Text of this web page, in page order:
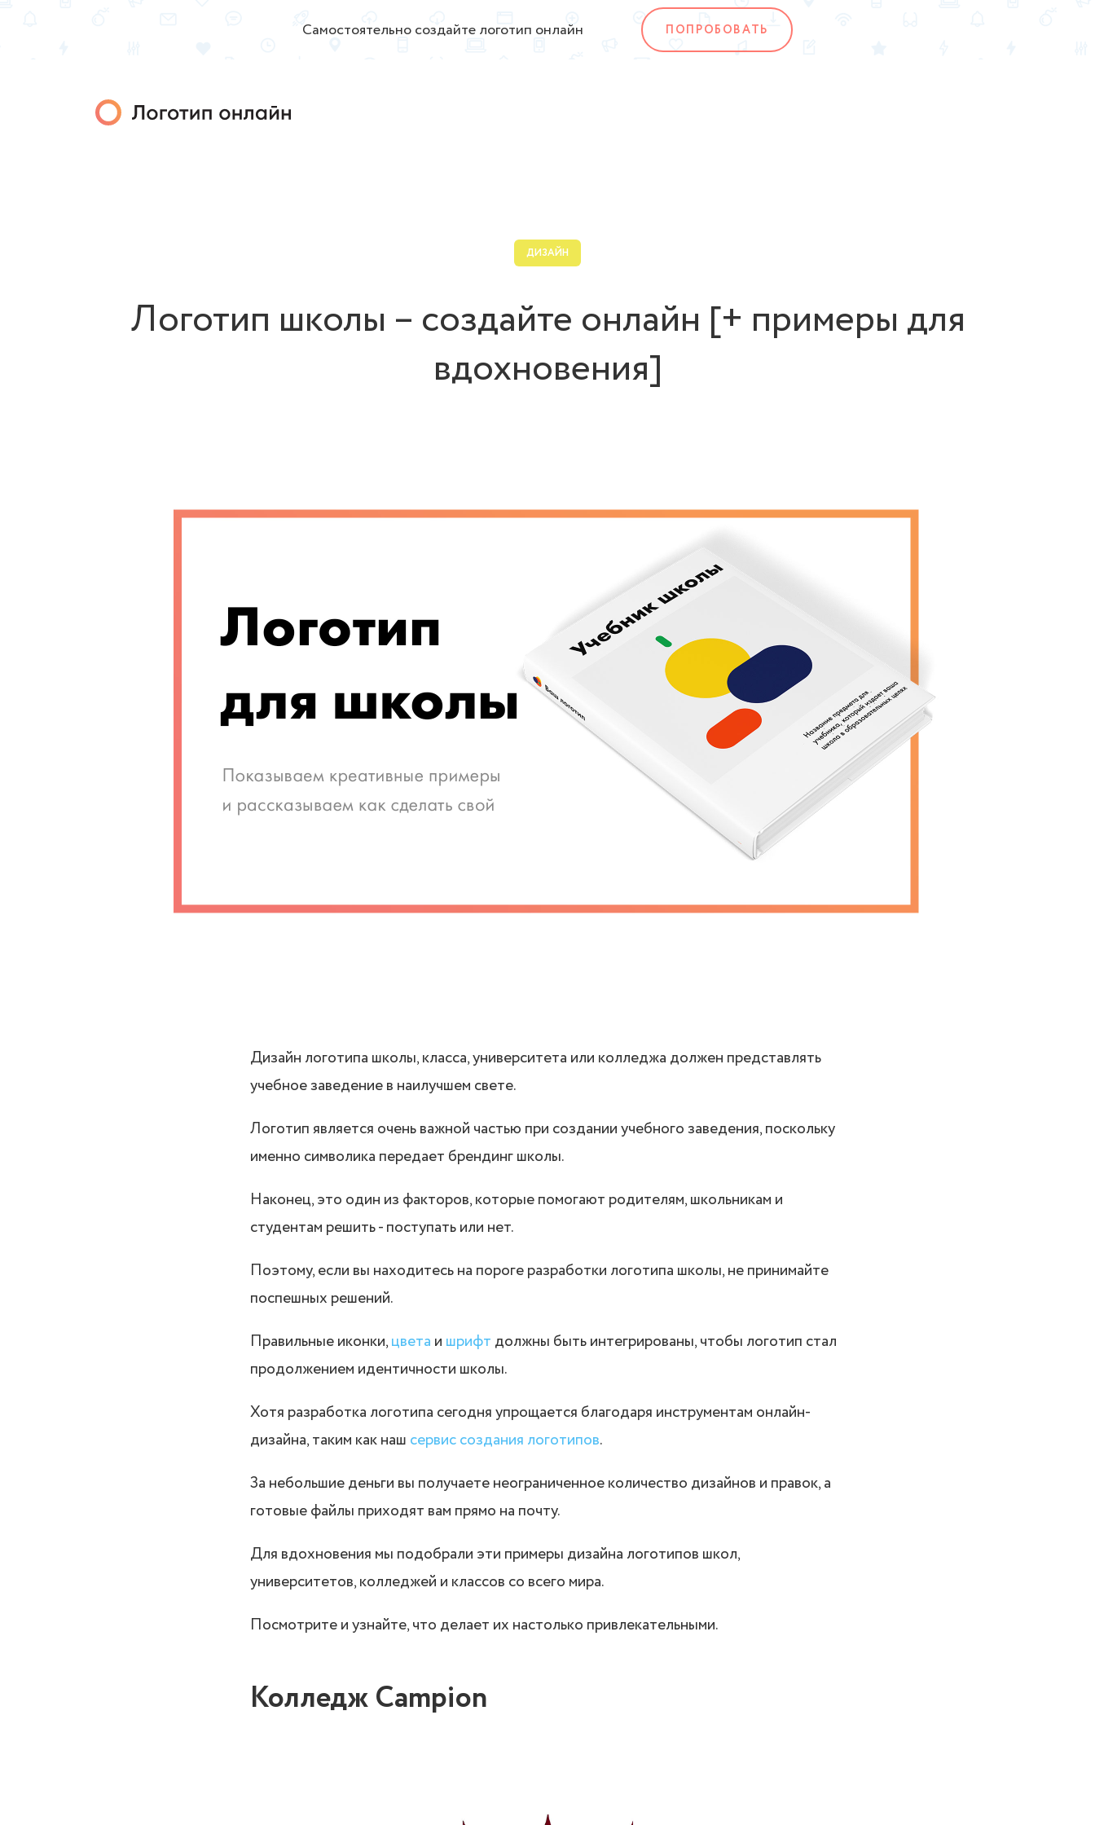
Самостоятельно создайте логотип онлайн ПОПРОБОВАТЬ
ДИЗАЙН
Логотип школы – создайте онлайн [+ примеры для
вдохновения]
Дизайн логотипа школы, класса, университета или колледжа должен представлять
учебное заведение в наилучшем свете.
Логотип является очень важной частью при создании учебного заведения, поскольку
именно символика передает брендинг школы.
Наконец, это один из факторов, которые помогают родителям, школьникам и
студентам решить - поступать или нет.
Поэтому, если вы находитесь на пороге разработки логотипа школы, не принимайте
поспешных решений.
Правильные иконки,цвета и шрифт должны быть интегрированы, чтобы логотип стал
продолжением идентичности школы.
Хотя разработка логотипа сегодня упрощается благодаря инструментам онлайн-
дизайна, таким как наш сервис создания логотипов.
За небольшие деньги вы получаете неограниченное количество дизайнов и правок, а
готовые файлы приходят вам прямо на почту.
Для вдохновения мы подобрали эти примеры дизайна логотипов школ,
университетов, колледжей и классов со всего мира.
Посмотрите и узнайте, что делает их настолько привлекательными.
Колледж Campion